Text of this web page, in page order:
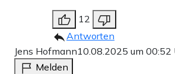
12
Antworten
Jens Hofmann10.08.2025 um 00:52
Melden